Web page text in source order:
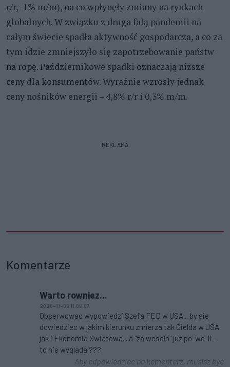
r/r, -1% m/m), na co wpłynęły zmiany na rynkach
globalnych. W związku z druga falą pandemii na
całym świecie spadła aktywność gospodarcza, a co za
tym idzie zmniejszyło się zapotrzebowanie państw
na ropę. Październikowe spadki oznaczają niższe
ceny dla konsumentów. Wyraźnie wzrosły jednak
ceny nośników energii – 4,8% r/r i 0,3% m/m.
REKLAMA
Komentarze
Warto rowniez...
2020-11-06 11:06:07
Obserwowac wypowiedzi Szefa FED w USA... by sie
dowiedziec w jakim kierunku zmierza tak Gielda w USA
jak i Ekonomia Swiatowa... a "za wesolo" juz po-wo-li -
to nie wyglada ???
Aby odpowiedzieć na komentarz, musisz być